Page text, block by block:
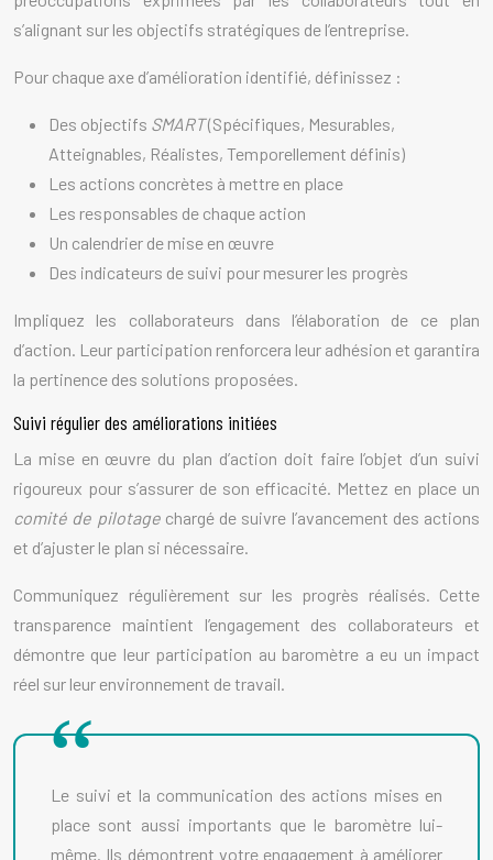
s’alignant sur les objectifs stratégiques de l’entreprise.
Pour chaque axe d’amélioration identifié, définissez :
Des objectifs SMART(Spécifiques, Mesurables,
Atteignables, Réalistes, Temporellement définis)
Les actions concrètes à mettre en place
Les responsables de chaque action
Un calendrier de mise en œuvre
Des indicateurs de suivi pour mesurer les progrès
Impliquez les collaborateurs dans l’élaboration de ce plan
d’action. Leur participation renforcera leur adhésion et garantira
la pertinence des solutions proposées.
Suivi régulier des améliorations initiées
La mise en œuvre du plan d’action doit faire l’objet d’un suivi
rigoureux pour s’assurer de son efficacité. Mettez en place un
comité de pilotage chargé de suivre l’avancement des actions
et d’ajuster le plan si nécessaire.
Communiquez régulièrement sur les progrès réalisés. Cette
transparence maintient l’engagement des collaborateurs et
démontre que leur participation au baromètre a eu un impact
réel sur leur environnement de travail.
Le suivi et la communication des actions mises en
place sont aussi importants que le baromètre lui-
même. Ils démontrent votre engagement à améliorer